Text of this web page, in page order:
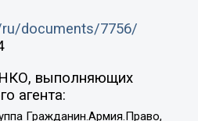
documents/7756/
выполняющих
агента:
Гражданин.Армия.Право,